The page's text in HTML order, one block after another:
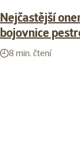
Nejčastější
bojovnice
8 min. čtení